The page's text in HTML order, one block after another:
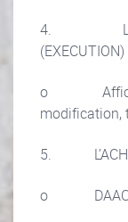
4. LA VIE
(EXECUTION)
o
modification,
5.
o DAACT,